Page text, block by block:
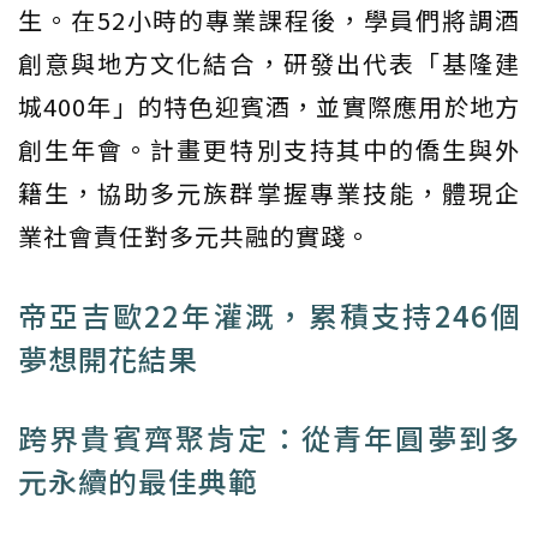
生。在52小時的專業課程後，學員們將調酒
創意與地方文化結合，研發出代表「基隆建
城400年」的特色迎賓酒，並實際應用於地方
創生年會。計畫更特別支持其中的僑生與外
籍生，協助多元族群掌握專業技能，體現企
業社會責任對多元共融的實踐。
帝亞吉歐22年灌溉，累積支持246個
夢想開花結果
跨界貴賓齊聚肯定：從青年圓夢到多
元永續的最佳典範